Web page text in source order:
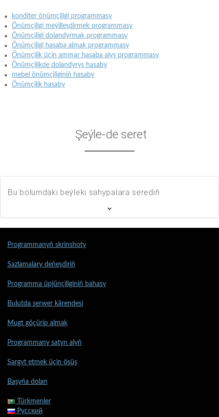
konditer önümçiligi programmasy
Önümçiligi meýilleşdirmek programmasy
Önümçiligi dolandyrmak programmasy
Önümçiligi hasaba almak programmasy
Önümçilik üçin ammar hasaba alyş programmasy
Önümçilikde dolandyryş hasaby
mebel önümçiliginiň hasaby
Önümçilik hasaby
Şeýle-de seret
Bu bölümdäki beýleki sahypalara serediň
Programmanyň skrinshoty
Sazlamalary deňeşdiriň
Programma üpjünçiliginiň bahasy
Bulutda serwer kärendesi
Mugt göçürip almak
Programmany satyn alyň
Sargyt etmek üçin ösüş
Başyňa dolan
Türkmenler
Русский